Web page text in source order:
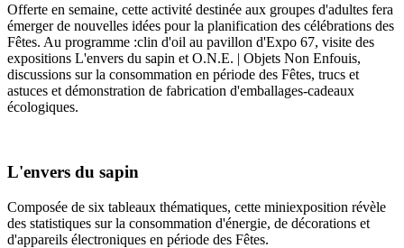
Offerte en semaine, cette activité destinée aux groupes d'adultes fera
émerger de nouvelles idées pour la planification des célébrations des
Fêtes. Au programme :clin d'oil au pavillon d'Expo 67, visite des
expositions L'envers du sapin et O.N.E. | Objets Non Enfouis,
discussions sur la consommation en période des Fêtes, trucs et
astuces et démonstration de fabrication d'emballages-cadeaux
écologiques.
L'envers du sapin
Composée de six tableaux thématiques, cette miniexposition révèle
des statistiques sur la consommation d'énergie, de décorations et
d'appareils électroniques en période des Fêtes.